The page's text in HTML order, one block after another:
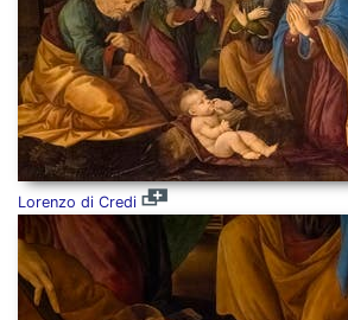
Lorenzo di Credi